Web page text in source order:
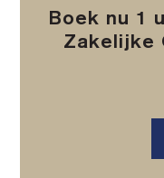
Boek nu 1
Zakelijke